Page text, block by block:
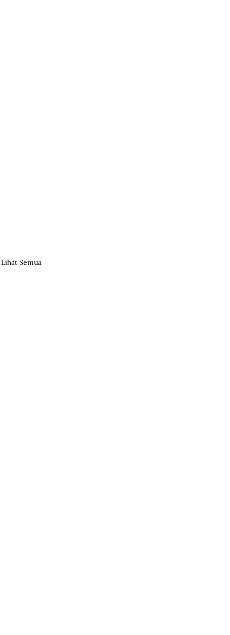
Lihat Semua